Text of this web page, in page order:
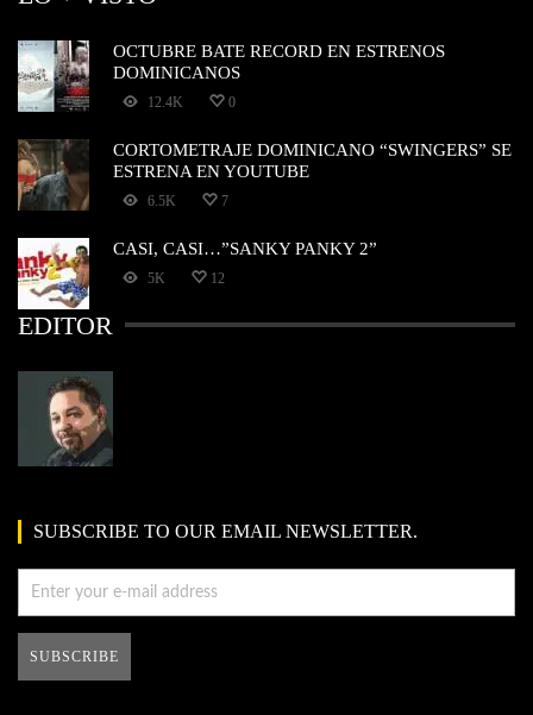
OCTUBRE BATE RECORD EN ESTRENOS
DOMINICANOS
12.4K 0
CORTOMETRAJE DOMINICANO “SWINGERS” SE
ESTRENA EN YOUTUBE
6.5K 7
CASI, CASI…”SANKY PANKY 2”
5K 12
EDITOR
SUBSCRIBE TO OUR EMAIL NEWSLETTER.